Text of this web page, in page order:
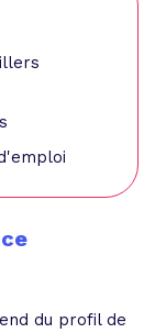
du profil de